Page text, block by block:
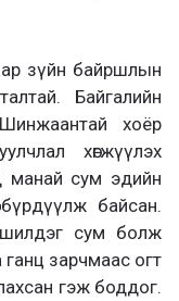
зүйн байршлын
Байгалийн
хоёр
хөгжүүлэх
манай сум эдийн
бүрдүүлж байсан.
сум болж
зарчмаас огт
гэж боддог.